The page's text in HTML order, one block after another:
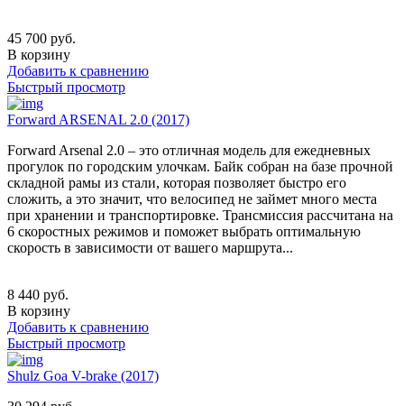
45 700 руб.
В корзину
Добавить к сравнению
Быстрый просмотр
Forward ARSENAL 2.0 (2017)
Forward Arsenal 2.0 – это отличная модель для ежедневных
прогулок по городским улочкам. Байк собран на базе прочной
складной рамы из стали, которая позволяет быстро его
сложить, а это значит, что велосипед не займет много места
при хранении и транспортировке. Трансмиссия рассчитана на
6 скоростных режимов и поможет выбрать оптимальную
скорость в зависимости от вашего маршрута...
8 440 руб.
В корзину
Добавить к сравнению
Быстрый просмотр
Shulz Goa V-brake (2017)